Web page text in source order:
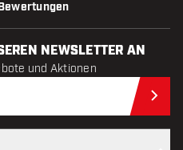
NEWSLETTER AN
und Aktionen